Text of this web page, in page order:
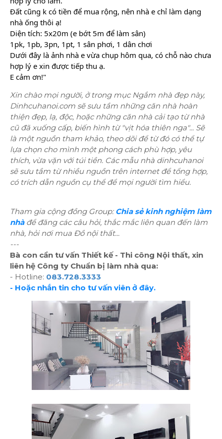
Đất cũng k có tiền để mua rộng, nên nhà e chỉ làm dạng
nhà ống thôi ạ!
Diện tích: 5x20m (e bớt 5m để làm sân)
1pk, 1pb, 3pn, 1pt, 1 sân phơi, 1 dân chơi
Dưới đây là ảnh nhà e vừa chụp hôm qua, có chỗ nào chưa
hợp lý e xin được tiếp thu ạ.
E cảm ơn!"
Xin chào mọi người, ở trong mục Ngắm nhà đẹp này,
Dinhcuhanoi.com sẽ sưu tầm những căn nhà hoàn
thiện đẹp, lạ, độc, hoặc những căn nhà cải tạo từ nhà
cũ đã xuống cấp, biến hình từ "vịt hóa thiên nga"... Sẽ
là một nguồn tham khảo, theo dõi để từ đó có thể tự
lựa chọn cho mình một phong cách phù hợp, yêu
thích, vừa vặn với túi tiền. Các mẫu nhà dinhcuhanoi
sẽ sưu tầm từ nhiều nguồn trên internet để tổng hợp,
có trích dẫn nguồn cụ thể để mọi người tìm hiểu.
Tham gia cộng đồng Group: Chia sẻ kinh nghiệm làm
nhà để đăng các câu hỏi, thắc mắc liên quan đến làm
nhà, hỏi nơi mua Đồ nội thất...
---
Bà con cần tư vấn Thiết kế - Thi công Nội thất, xin
liên hệ Công ty Chuẩn bị làm nhà qua:
- Hotline: 083.728.3333
- Hoặc nhắn tin cho tư vấn viên ở đây.